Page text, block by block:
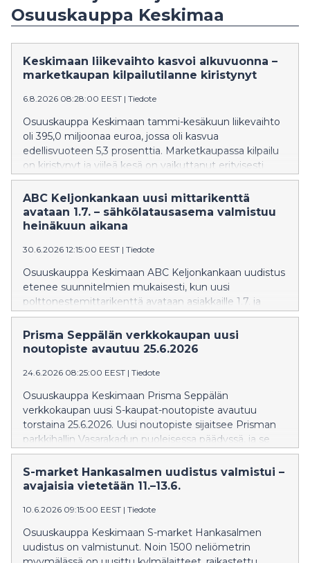
Osuuskauppa Keskimaa
Keskimaan liikevaihto kasvoi alkuvuonna –
marketkaupan kilpailutilanne kiristynyt
6.8.2026 08:28:00 EEST | Tiedote
Osuuskauppa Keskimaan tammi-kesäkuun liikevaihto
oli 395,0 miljoonaa euroa, jossa oli kasvua
edellisvuoteen 5,3 prosenttia. Marketkaupassa kilpailu
on kiristynyt ja viileä kesä on vaikuttanut erityisesti
mökkipaikkakuntien marketkauppojen myynnin
kehitykseen, kun mökkeilijöitä on ollut tavanomaista
vähemmän liikenteessä.
ABC Keljonkankaan uusi mittarikenttä
avataan 1.7. – sähkölatausasema valmistuu
heinäkuun aikana
30.6.2026 12:15:00 EEST | Tiedote
Osuuskauppa Keskimaan ABC Keljonkankaan uudistus
etenee suunnitelmien mukaisesti, kun uusi
polttonestemittarikenttä avataan asiakkaille 1.7. ja
ABC-suurteholatausasema avataan heinäkuun aikana.
ABC Keljonkankaan liikennemyymälä palvelee
asiakkaita normaalisti koko kesän ajan.
Prisma Seppälän verkkokaupan uusi
noutopiste avautuu 25.6.2026
24.6.2026 08:25:00 EEST | Tiedote
Osuuskauppa Keskimaan Prisma Seppälän
verkkokaupan uusi S-kaupat-noutopiste avautuu
torstaina 25.6.2026. Uusi noutopiste sijaitsee Prisman
parkkihallin Vasarakadun puoleisessa päädyssä, ja se
tekee verkko-ostosten noutamisesta entistä
sujuvampaa kaikissa sääolosuhteissa. Samalla
noutokapasiteetti kasvaa ja myös Prisma.fi:n
S-market Hankasalmen uudistus valmistui –
avajaisia vietetään 11.–13.6.
10.6.2026 09:15:00 EEST | Tiedote
Osuuskauppa Keskimaan S-market Hankasalmen
uudistus on valmistunut. Noin 1500 neliömetrin